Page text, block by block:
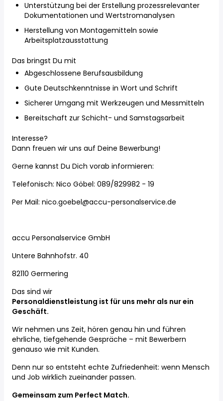
Unterstützung bei der Erstellung prozessrelevanter
Dokumentationen und Wertstromanalysen
Herstellung von Montagemitteln sowie
Arbeitsplatzausstattung
Das bringst Du mit
Abgeschlossene Berufsausbildung
Gute Deutschkenntnisse in Wort und Schrift
Sicherer Umgang mit Werkzeugen und Messmitteln
Bereitschaft zur Schicht- und Samstagsarbeit
Interesse?
Dann freuen wir uns auf Deine Bewerbung!
Gerne kannst Du Dich vorab informieren:
Telefonisch: Nico Göbel: 089/829982 - 19
Per Mail: nico.goebel@accu-personalservice.de
accu Personalservice GmbH
Untere Bahnhofstr. 40
82110 Germering
Das sind wir
Personaldienstleistung ist für uns mehr als nur ein
Geschäft.
Wir nehmen uns Zeit, hören genau hin und führen
ehrliche, tiefgehende Gespräche – mit Bewerbern
genauso wie mit Kunden.
Denn nur so entsteht echte Zufriedenheit: wenn Mensch
und Job wirklich zueinander passen.
Gemeinsam zum Perfect Match.